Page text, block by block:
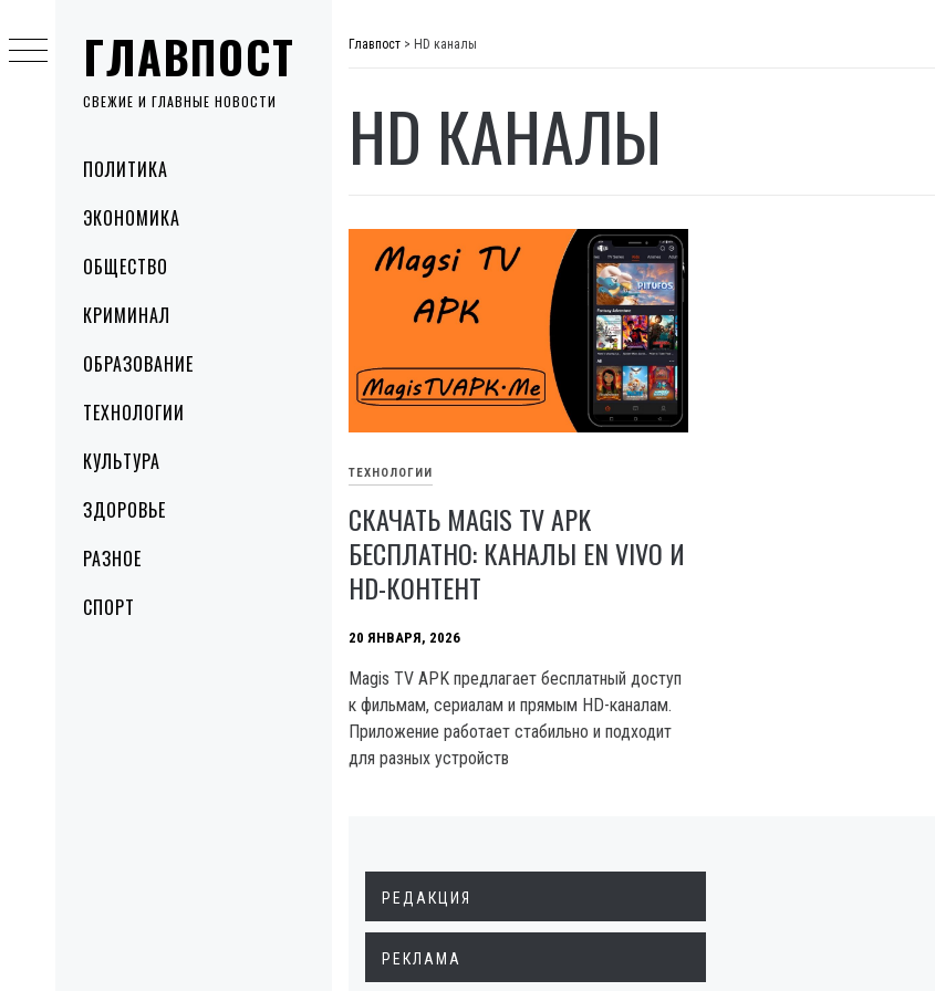
ГЛАВПОСТ
СВЕЖИЕ И ГЛАВНЫЕ НОВОСТИ
MenuПОЛИТИКА
ЭКОНОМИКА
ОБЩЕСТВО
КРИМИНАЛ
ОБРАЗОВАНИЕ
ТЕХНОЛОГИИ
КУЛЬТУРА
ЗДОРОВЬЕ
РАЗНОЕ
СПОРТ
to
content
Главпост > HD каналы
HD КАНАЛЫ
ТЕХНОЛОГИИ
СКАЧАТЬ MAGIS TV APK
БЕСПЛАТНО: КАНАЛЫ EN VIVO И
HD-КОНТЕНТ
20 ЯНВАРЯ, 2026
Magis TV APK предлагает бесплатный доступ
к фильмам, сериалам и прямым HD-каналам.
Приложение работает стабильно и подходит
для разных устройств
РЕДАКЦИЯ
РЕКЛАМА